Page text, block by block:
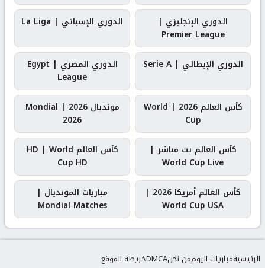
الدوري الإنجليزي |
Premier League
الدوري الإسباني | La Liga
الدوري الإيطالي | Serie A
الدوري المصري | Egypt
League
كأس العالم 2026 | World
Cup
مونديال 2026 | Mondial
2026
كأس العالم بث مباشر |
World Cup Live
كأس العالم HD | World
Cup HD
كأس العالم أمريكا 2026 |
World Cup USA
مباريات المونديال |
Mondial Matches
الرئيسيةمباريات اليوممن نحنDMCAخريطة الموقع